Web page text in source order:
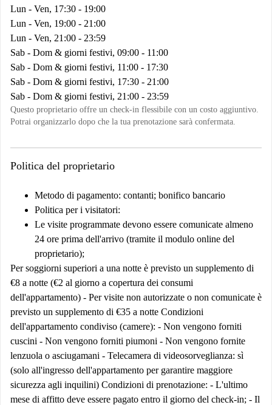
Lun - Ven, 17:30 - 19:00
Lun - Ven, 19:00 - 21:00
Lun - Ven, 21:00 - 23:59
Sab - Dom & giorni festivi, 09:00 - 11:00
Sab - Dom & giorni festivi, 11:00 - 17:30
Sab - Dom & giorni festivi, 17:30 - 21:00
Sab - Dom & giorni festivi, 21:00 - 23:59
Questo proprietario offre un check-in flessibile con un costo aggiuntivo.
Potrai organizzarlo dopo che la tua prenotazione sarà confermata.
Politica del proprietario
Metodo di pagamento: contanti; bonifico bancario
Politica per i visitatori:
Le visite programmate devono essere comunicate almeno
24 ore prima dell'arrivo (tramite il modulo online del
proprietario);
Per soggiorni superiori a una notte è previsto un supplemento di
€8 a notte (€2 al giorno a copertura dei consumi
dell'appartamento) - Per visite non autorizzate o non comunicate è
previsto un supplemento di €35 a notte Condizioni
dell'appartamento condiviso (camere): - Non vengono forniti
cuscini - Non vengono forniti piumoni - Non vengono fornite
lenzuola o asciugamani - Telecamera di videosorveglianza: sì
(solo all'ingresso dell'appartamento per garantire maggiore
sicurezza agli inquilini) Condizioni di prenotazione: - L'ultimo
mese di affitto deve essere pagato entro il giorno del check-in; - Il